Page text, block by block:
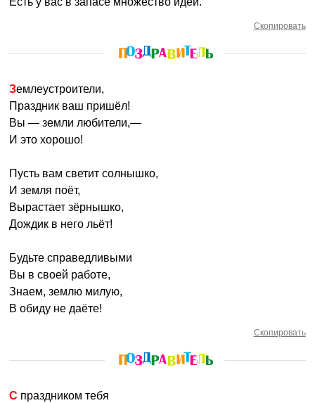
Скопировать
Землеустроители,
Праздник ваш пришёл!
Вы — земли любители,—
И это хорошо!
Пусть вам светит солнышко,
И земля поёт,
Вырастает зёрнышко,
Дождик в него льёт!
Будьте справедливыми
Вы в своей работе,
Знаем, землю милую,
В обиду не даёте!
Скопировать
С праздником тебя